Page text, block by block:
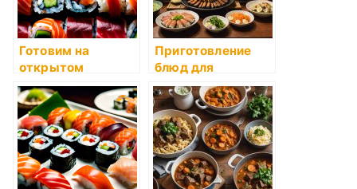
Готовим на
открытом
воздухе: советы
Приготовление
блюд для
вечеринок: что
учесть